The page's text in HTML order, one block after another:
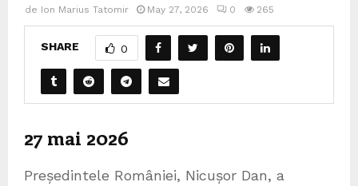
de Ion Marius Tatomir May 27, 2026 0 265
SHARE 0
27 mai 2026
Președintele României, Nicușor Dan, a